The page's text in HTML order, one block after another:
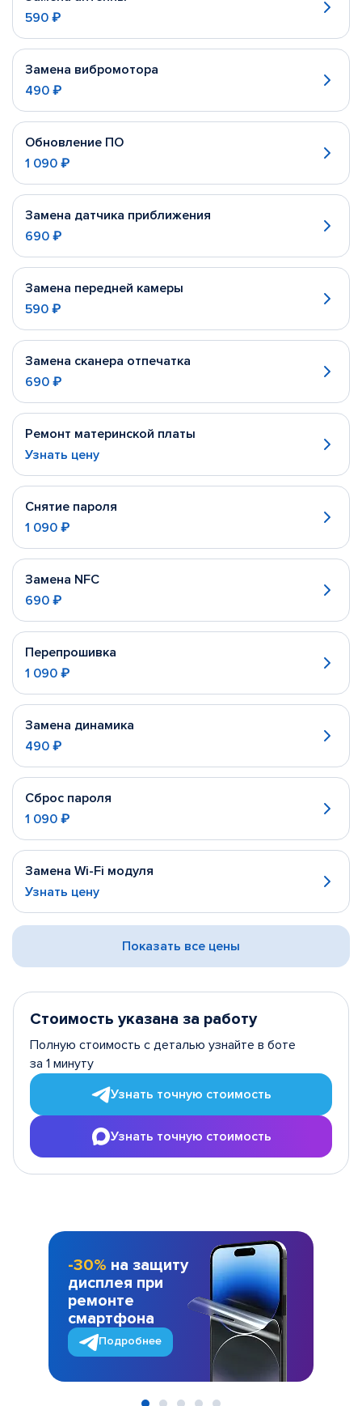
590 ₽
Замена вибромотора
490 ₽
Обновление ПО
1 090 ₽
Замена датчика приближения
690 ₽
Замена передней камеры
590 ₽
Замена сканера отпечатка
690 ₽
Ремонт материнской платы
Узнать цену
Снятие пароля
1 090 ₽
Замена NFC
690 ₽
Перепрошивка
1 090 ₽
Замена динамика
490 ₽
Сброс пароля
1 090 ₽
Замена Wi-Fi модуля
Узнать цену
Показать все цены
Стоимость указана за работу
Полную стоимость с деталью узнайте в боте
за 1 минуту
Узнать точную стоимость
Узнать точную стоимость
-30% на защиту
дисплея при
ремонте
смартфона
Подробнее